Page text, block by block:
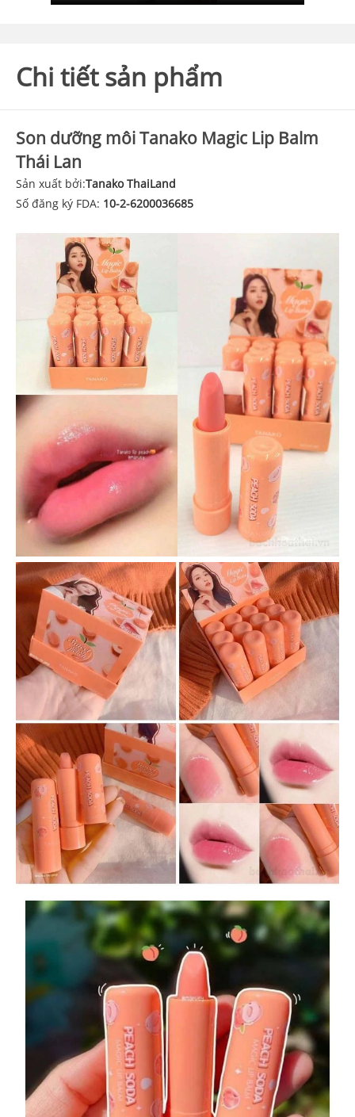
Chi tiết sản phẩm
Son dưỡng môi Tanako Magic Lip Balm
Thái Lan
Sản xuất bởi:Tanako ThaiLand
Số đăng ký FDA: 10-2-6200036685